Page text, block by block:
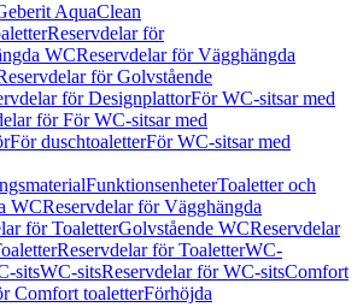
AquaClean
Reservdelar för
WCReservdelar för Vägghängda
för Golvstående
för DesignplattorFör WC-sitsar med
för För WC-sitsar med
För duschtoaletterFör WC-sitsar med
FunktionsenheterToaletter och
WCReservdelar för Vägghängda
för ToaletterGolvstående WCReservdelar
Reservdelar för ToaletterWC-
sitsWC-sitsReservdelar för WC-sitsComfort
Comfort toaletterFörhöjda